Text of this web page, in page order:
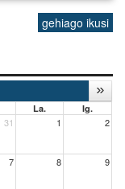
gehiago ikusi
La. Ig.
31 1 2
7 8 9